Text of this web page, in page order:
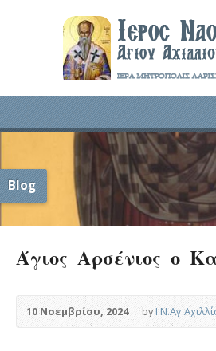
Blog
Άγιος Αρσένιος ο
10 Νοεμβρίου, 2024 by